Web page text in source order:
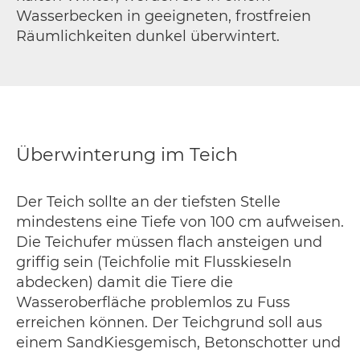
Wasserbecken in geeigneten, frostfreien
Räumlichkeiten dunkel überwintert.
Überwinterung im Teich
Der Teich sollte an der tiefsten Stelle
mindestens eine Tiefe von 100 cm aufweisen.
Die Teichufer müssen flach ansteigen und
griffig sein (Teichfolie mit Flusskieseln
abdecken) damit die Tiere die
Wasseroberfläche problemlos zu Fuss
erreichen können. Der Teichgrund soll aus
einem SandKiesgemisch, Betonschotter und